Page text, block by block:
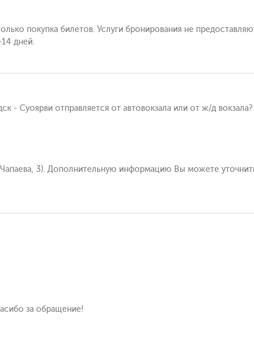
покупка билетов. Услуги бронирования не
дней.
- Суоярви отправляется от автовокзала или от ж/д вокзала?
3). Дополнительную информацию Вы можете
за обращение!